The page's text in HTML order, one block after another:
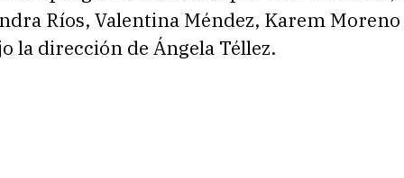
Ríos, Valentina Méndez, Karem
la dirección de Ángela Téllez.